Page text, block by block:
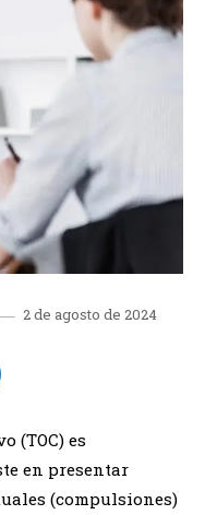
2 de agosto de 2024
(TOC) es
en presentar
(compulsiones)